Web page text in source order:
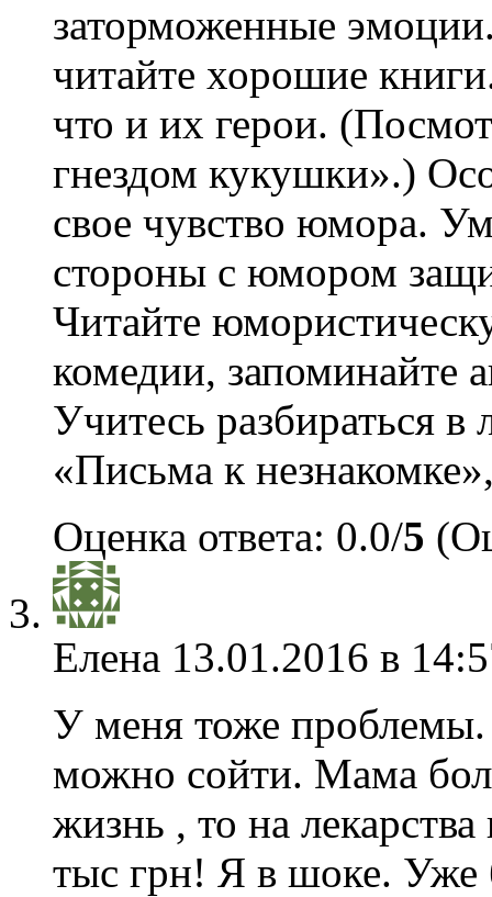
заторможенные
читайте хорошие
что и их герои.
гнездом кукушки».)
свое чувство юмора.
стороны с юмором
Читайте
комедии, запоминайте
Учитесь разбираться
«Письма к
Оценка ответа: 0.0/5
Елена 13.01.2016 в
У меня тоже проблемы.
можно сойти. Мама
жизнь , то на
тыс грн! Я в шоке.